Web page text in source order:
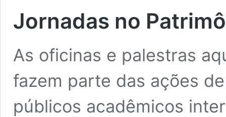
Jornadas no
As oficinas e palestras
fazem parte das ações
públicos acadêmicos